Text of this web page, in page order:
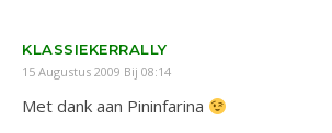
KLASSIEKERRALLY
15 Augustus 2009 Bij 08:14
Met dank aan Pininfarina